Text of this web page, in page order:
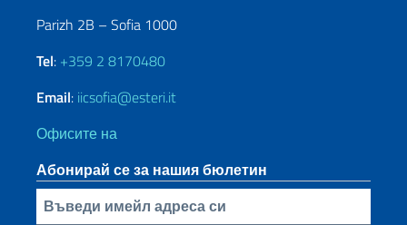
Parizh 2B – Sofia 1000
Tel: +359 2 8170480
Email: iicsofia@esteri.it
Офисите на
Абонирай се за нашия бюлетин
Inserisci la tua email